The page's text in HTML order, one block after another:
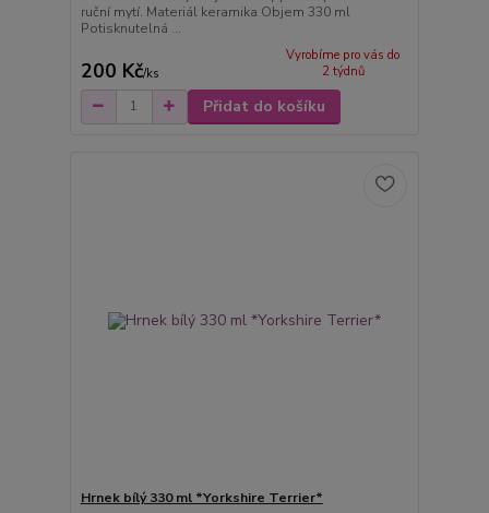
ruční mytí. Materiál keramika Objem 330 ml
Potisknutelná ...
200 Kč/ks
Vyrobíme pro vás do
2 týdnů
Přidat do košíku
Hrnek bílý 330 ml *Yorkshire Terrier*